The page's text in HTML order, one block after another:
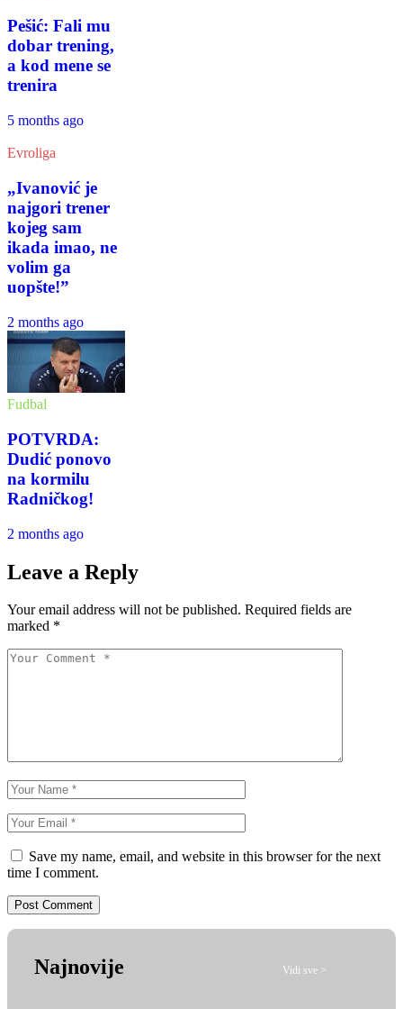
Pešić: Fali mu
dobar trening,
a kod mene se
trenira
5 months ago
Evroliga
„Ivanović je
najgori trener
kojeg sam
ikada imao, ne
volim ga
uopšte!”
2 months ago
Fudbal
POTVRDA:
Dudić ponovo
na kormilu
Radničkog!
2 months ago
Leave a Reply
Your email address will not be published. Required fields are
marked *
Save my name, email, and website in this browser for the next
time I comment.
Najnovije Vidi sve >